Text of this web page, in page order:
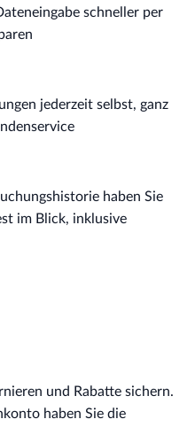
schneller per
jederzeit selbst, ganz
haben Sie
im Blick, inklusive
und Rabatte sichern.
haben Sie die